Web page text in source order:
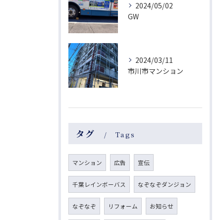
2024/05/02
GW
2024/03/11
市川市マンション
タグ Tags
マンション 広告 宣伝
千葉レインボーバス なぞなぞダンジョン
なぞなぞ リフォーム お知らせ